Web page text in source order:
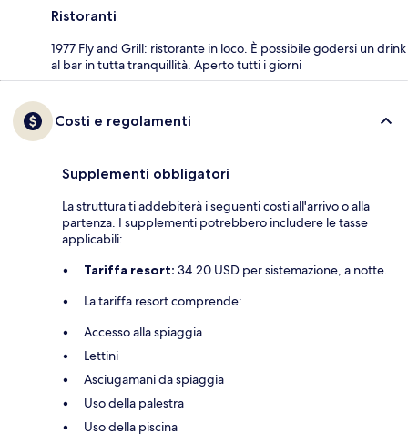
Ristoranti
1977 Fly and Grill: ristorante in loco. È possibile godersi un drink
al bar in tutta tranquillità. Aperto tutti i giorni
Costi e regolamenti
Supplementi obbligatori
La struttura ti addebiterà i seguenti costi all'arrivo o alla
partenza. I supplementi potrebbero includere le tasse
applicabili:
Tariffa resort: 34.20 USD per sistemazione, a notte.
La tariffa resort comprende:
Accesso alla spiaggia
Lettini
Asciugamani da spiaggia
Uso della palestra
Uso della piscina